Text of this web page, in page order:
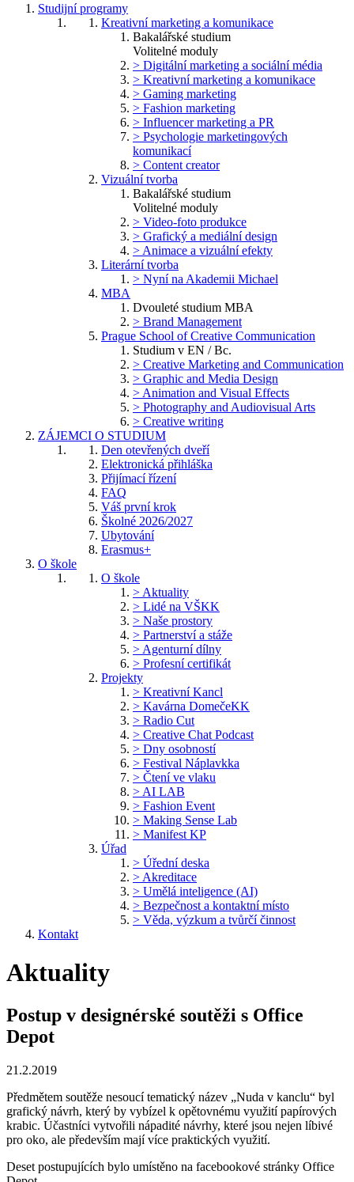
Studijní programy
Kreativní marketing a komunikace
Bakalářské studium
Volitelné moduly
> Digitální marketing a sociální média
> Kreativní marketing a komunikace
> Gaming marketing
> Fashion marketing
> Influencer marketing a PR
> Psychologie marketingových
komunikací
> Content creator
Vizuální tvorba
Bakalářské studium
Volitelné moduly
> Video-foto produkce
> Grafický a mediální design
> Animace a vizuální efekty
Literární tvorba
> Nyní na Akademii Michael
MBA
Dvouleté studium MBA
> Brand Management
Prague School of Creative Communication
Studium v EN / Bc.
> Creative Marketing and Communication
> Graphic and Media Design
> Animation and Visual Effects
> Photography and Audiovisual Arts
> Creative writing
ZÁJEMCI O STUDIUM
Den otevřených dveří
Elektronická přihláška
Přijímací řízení
FAQ
Váš první krok
Školné 2026/2027
Ubytování
Erasmus+
O škole
O škole
> Aktuality
> Lidé na VŠKK
> Naše prostory
> Partnerství a stáže
> Agenturní dílny
> Profesní certifikát
Projekty
> Kreativní Kancl
> Kavárna DomečeKK
> Radio Cut
> Creative Chat Podcast
> Dny osobností
> Festival Náplavkka
> Čtení ve vlaku
> AI LAB
> Fashion Event
> Making Sense Lab
> Manifest KP
Úřad
> Úřední deska
> Akreditace
> Umělá inteligence (AI)
> Bezpečnost a kontaktní místo
> Věda, výzkum a tvůrčí činnost
Kontakt
Aktuality
Postup v designérské soutěži s Office
Depot
21.2.2019
Předmětem soutěže nesoucí tematický název „Nuda v kanclu“ byl
grafický návrh, který by vybízel k opětovnému využití papírových
krabic. Účastníci vytvořili nápadité návrhy, které jsou nejen líbivé
pro oko, ale především mají více praktických využití.
Deset postupujících bylo umístěno na facebookové stránky Office